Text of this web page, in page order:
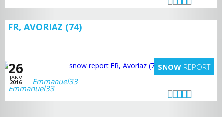
FR, AVORIAZ (74)
26
JANV
2016
SNOW REPORT
Emmanuel33